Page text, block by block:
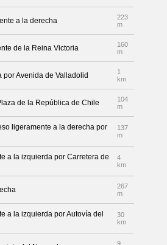
a la derecha
223
m
de la Reina Victoria
160
m
Avenida de Valladolid
1
km
de la República de Chile
104
m
ligeramente a la derecha por
137
m
a la izquierda por Carretera de
4
km
267
m
a la izquierda por Autovía del
30
km
9